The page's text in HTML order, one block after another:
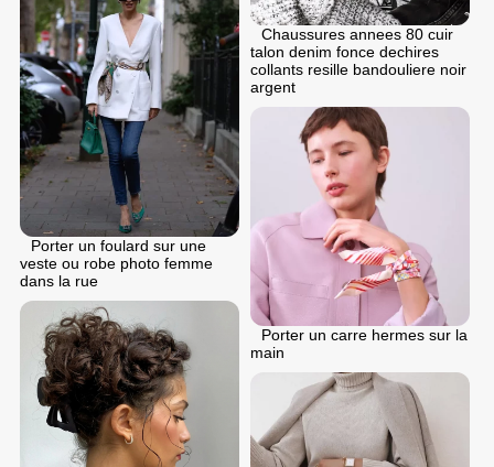
Chaussures annees 80 cuir
talon denim fonce dechires
collants resille bandouliere noir
argent
Porter un foulard sur une
veste ou robe photo femme
dans la rue
Porter un carre hermes sur la
main